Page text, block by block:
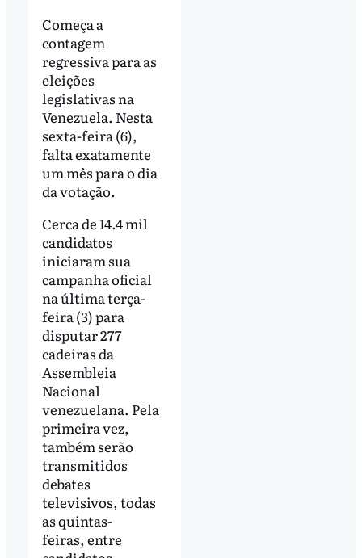
Começa a
contagem
regressiva para as
eleições
legislativas na
Venezuela. Nesta
sexta-feira (6),
falta exatamente
um mês para o dia
da votação.
Cerca de 14.4 mil
candidatos
iniciaram sua
campanha oficial
na última terça-
feira (3) para
disputar 277
cadeiras da
Assembleia
Nacional
venezuelana. Pela
primeira vez,
também serão
transmitidos
debates
televisivos, todas
as quintas-
feiras, entre